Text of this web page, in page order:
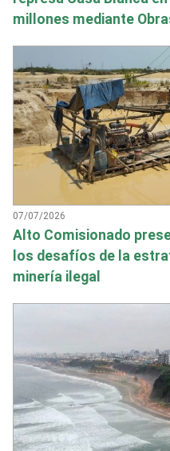
millones mediante
07/07/2026
Alto Comisionado
los desafíos de la
minería ilegal